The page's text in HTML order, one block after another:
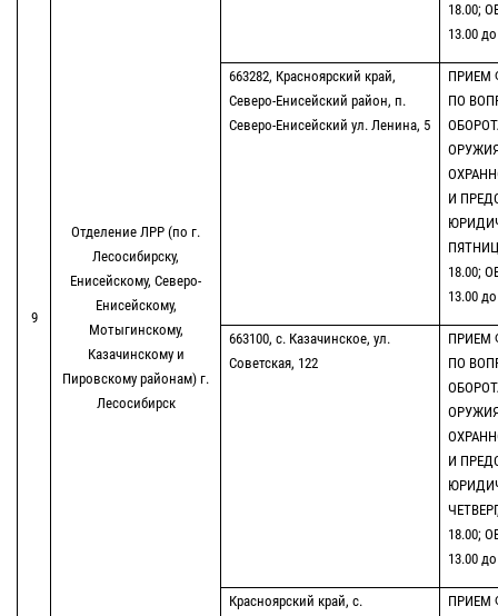
9
Отделение ЛРР (по г.
Лесосибирску,
Енисейскому, Северо-
Енисейскому,
Мотыгинскому,
Казачинскому и
Пировскому районам) г.
Лесосибирск
18.00;
13.00
663282, Красноярский край,
Северо-Енисейский район, п.
Северо-Енисейский ул. Ленина, 5
ПРИЕМ
ПО
И
18.00;
13.00
663100, с. Казачинское, ул.
Советская, 122
ПРИЕМ
ПО
И
18.00;
13.00
Красноярский край, с.
ПРИЕМ